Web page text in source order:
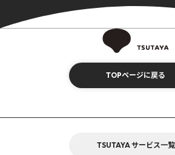
TOPページに戻る
TSUTAYA サービス一覧